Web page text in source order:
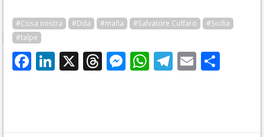
#Cosa nostra #Dda #mafia #Salvatore Cuffaro
#Sicilia
#talpe
Facebook
LinkedIn
X Threads
Messenger
WhatsApp
Telegram
Email